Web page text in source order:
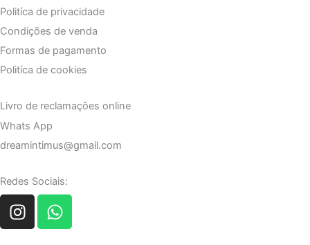
Politíca de privacidade
Condições de venda
Formas de pagamento
Politíca de cookies
Livro de reclamações online
Whats App
dreamintimus@gmail.com
Redes Sociais:
I
n
W
h